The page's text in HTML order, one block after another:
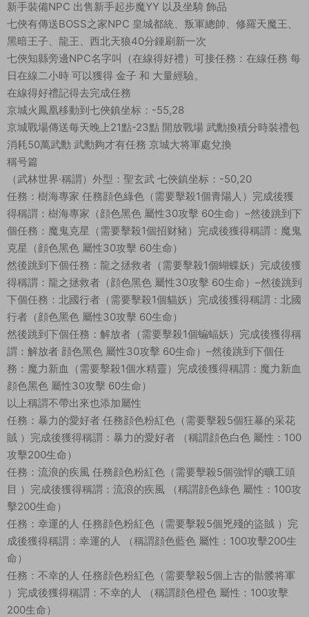
新手裝備NPC 出售新手起步魔YY 以及坐騎 飾品
七俠有傳送BOSS之家NPC 皇城都統、叛軍總帥、修羅天魔王、
黑暗王子、龍王、西北天狼40分鍾刷新一次
七俠知縣旁邊NPC名字叫（在線得好禮）可接任務：在線任務 每
日在線二小時 可以獲得 金子 和 大量經驗。
在線得好禮記得去完成任務
京城火鳳凰移動到七俠鎮坐标：-55,28
京城戰場傳送每天晚上21點-23點 開放戰場 武勳換積分時裝禮包
消耗50萬武勳 武勳夠才有任務 京城大将軍處兌換
稱号篇
（武林世界·稱謂）外型：聖玄武 七俠鎮坐标：-50,20
任務：樹海專家 任務顔色綠色（需要擊殺1個青陽人）完成後獲
得稱謂：樹海專家（顔色黑色 屬性30攻擊 60生命）–然後跳到下
個任務：魔鬼克星（需要擊殺1個招财豬）完成後獲得稱謂：魔鬼
克星（顔色黑色 屬性30攻擊 60生命）
然後跳到下個任務：龍之拯救者（需要擊殺1個蝴蝶妖）完成後獲
得稱謂：龍之拯救者（顔色黑色 屬性30攻擊 60生命）–然後跳到
下個任務：北國行者（需要擊殺1個貓妖）完成後獲得稱謂：北國
行者（顔色黑色 屬性30攻擊 60生命）
然後跳到下個任務：解放者（需要擊殺1個蝙蝠妖）完成後獲得稱
謂：解放者 顔色黑色 屬性30攻擊 60生命）–然後跳到下個任
務：魔力新血（需要擊殺1個水精靈）完成後獲得稱謂：魔力新血
顔色黑色 屬性30攻擊 60生命）
以上稱謂不帶出來也添加屬性
任務：暴力的愛好者 任務顔色粉紅色（需要擊殺5個狂暴的采花
賊 ）完成後獲得稱謂：暴力的愛好者 （稱謂顔色白色 屬性：100
攻擊200生命）
任務：流浪的疾風 任務顔色粉紅色（需要擊殺5個強悍的曠工頭
目 ）完成後獲得稱謂：流浪的疾風 （稱謂顔色綠色 屬性：100攻
擊200生命）
任務：幸運的人 任務顔色粉紅色（需要擊殺5個兇殘的盜賊 ）完
成後獲得稱謂：幸運的人 （稱謂顔色藍色 屬性：100攻擊200生
命）
任務：不幸的人 任務顔色粉紅色（需要擊殺5個上古的骷髅将軍
）完成後獲得稱謂：不幸的人 （稱謂顔色橙色 屬性：100攻擊
200生命）